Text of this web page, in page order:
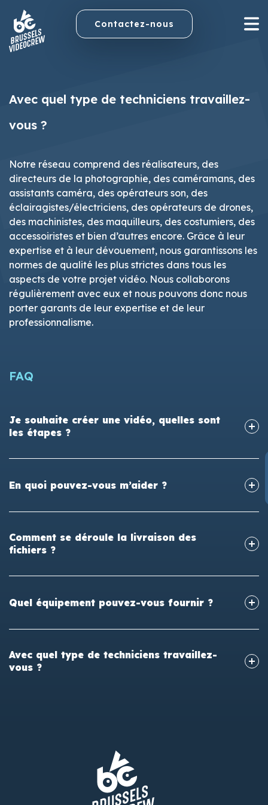
Contactez-nous
Avec quel type de techniciens travaillez-
vous ?
Notre réseau comprend des réalisateurs, des
directeurs de la photographie, des caméramans, des
assistants caméra, des opérateurs son, des
éclairagistes/électriciens, des opérateurs de drones,
des machinistes, des maquilleurs, des costumiers, des
accessoiristes et bien d’autres encore. Grâce à leur
expertise et à leur dévouement, nous garantissons les
normes de qualité les plus strictes dans tous les
aspects de votre projet vidéo. Nous collaborons
régulièrement avec eux et nous pouvons donc nous
porter garants de leur expertise et de leur
professionnalisme.
FAQ
Je souhaite créer une vidéo, quelles sont
les étapes ?
En quoi pouvez-vous m’aider ?
Comment se déroule la livraison des
fichiers ?
Quel équipement pouvez-vous fournir ?
Avec quel type de techniciens travaillez-
vous ?